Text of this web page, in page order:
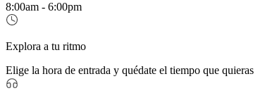
8:00am - 6:00pm
Explora a tu ritmo
Elige la hora de entrada y quédate el tiempo que quieras